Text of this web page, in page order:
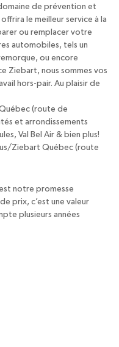
de prévention et
le meilleur service à la
ou remplacer votre
automobiles, tels un
ou encore
Ziebart, nous sommes vos
hors-pair. Au plaisir de
(route de
et arrondissements
Val Bel Air & bien plus!
Ziebart Québec (route
notre promesse
prix, c’est une valeur
plusieurs années